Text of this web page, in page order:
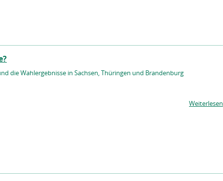
die Wahlergebnisse in Sachsen, Thüringen und Brandenburg
Weiterlesen